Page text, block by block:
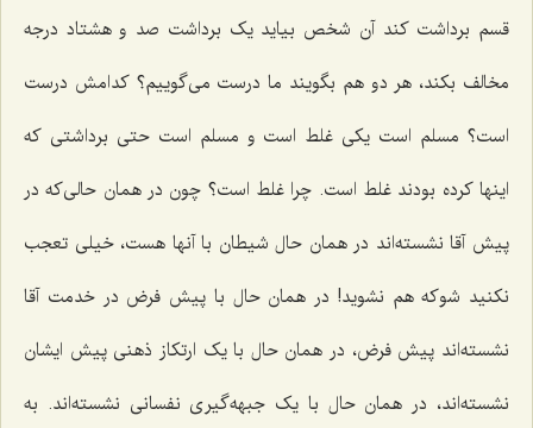
قسم برداشت کند آن شخص بیاید یک برداشت صد و هشتاد درجه
مخالف بکند، هر دو هم بگویند ما درست می‌گوییم؟ کدامش درست
است؟ مسلم است یکی غلط است و مسلم است حتی برداشتی که
اینها کرده بودند غلط است. چرا غلط است؟ چون در همان حالی‌که در
پیش آقا نشسته‌اند در همان حال شیطان با آنها هست، خیلی تعجب
نکنید شوکه هم نشوید! در همان حال با پیش فرض در خدمت آقا
نشسته‌اند پیش فرض، در همان حال‌ با یک ارتکاز ذهنی پیش ایشان
نشسته‌اند، در همان حال با یک جبهه‌گیری نفسانی نشسته‌اند. به